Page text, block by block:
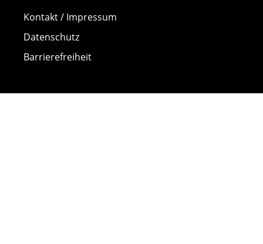
Kontakt / Impressum
Datenschutz
Barrierefreiheit